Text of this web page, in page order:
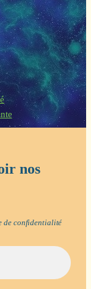
nos
de confidentialité